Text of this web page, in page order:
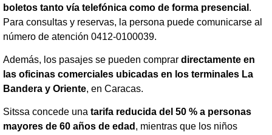
boletos tanto vía telefónica como de forma presencial .
Para consultas y reservas, la persona puede comunicarse al
número de atención 0412-0100039.
Además, los pasajes se pueden comprar directamente en
las oficinas comerciales ubicadas en los terminales La
Bandera y Oriente, en Caracas.
Sitssa concede una tarifa reducida del 50 % a personas
mayores de 60 años de edad , mientras que los niños